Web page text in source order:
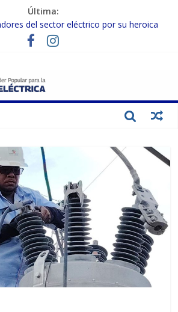
Última:
del sector eléctrico por su heroica
del 24-J
acciones con el sector privado para
rehabilitación en instalaciones del SEN
plan preventivo para fortalecer el SEN